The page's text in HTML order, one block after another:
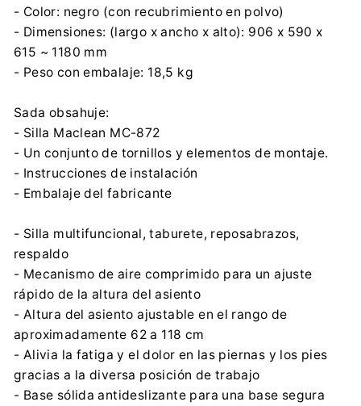
- Color: negro (con recubrimiento en polvo)
- Dimensiones: (largo x ancho x alto): 906 x 590 x
615 ~ 1180 mm
- Peso con embalaje: 18,5 kg
Sada obsahuje:
- Silla Maclean MC-872
- Un conjunto de tornillos y elementos de montaje.
- Instrucciones de instalación
- Embalaje del fabricante
- Silla multifuncional, taburete, reposabrazos,
respaldo
- Mecanismo de aire comprimido para un ajuste
rápido de la altura del asiento
- Altura del asiento ajustable en el rango de
aproximadamente 62 a 118 cm
- Alivia la fatiga y el dolor en las piernas y los pies
gracias a la diversa posición de trabajo
- Base sólida antideslizante para una base segura